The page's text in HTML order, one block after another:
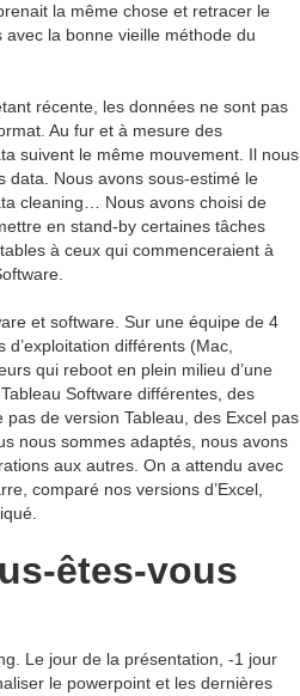
la même chose et retracer le
la bonne vieille méthode du
récente, les données ne sont pas
Au fur et à mesure des
suivent le même mouvement. Il nous
data. Nous avons sous-estimé le
cleaning… Nous avons choisi de
en stand-by certaines tâches
à ceux qui commenceraient à
et software. Sur une équipe de 4
différents (Mac,
qui reboot en plein milieu d’une
Software différentes, des
pas de version Tableau, des Excel pas
nous sommes adaptés, nous avons
aux autres. On a attendu avec
comparé nos versions d’Excel,
êtes-vous
Le jour de la présentation, -1 jour
le powerpoint et les dernières